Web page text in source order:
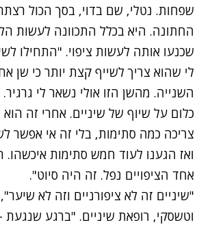
שפחות. נטלי, שם בדוי, בסך הכול רצתה
החתונה. היא בכלל התכוונה לעשות
שכנעו אותה לעשות ציפוי. "התחילו
לי שהוא צריך לשייף קצת יותר כי שן
השנייה. מהשן הזו אולי נשאר לי גרגיר.
כלום על שיוף של שיניים. אחרי זה
צריכה כמה סתימות, בלי זה אי אפשר
ואז הגענו לעוד חמש סתימות
אחד הציפויים נפל. זה היה סיוט".
"שיניים זה לא ציפורניים וזה לא
וטשסקי, רופאת שיניים. "ברגע